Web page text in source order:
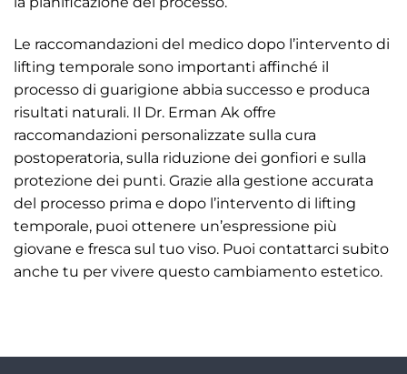
Le raccomandazioni del medico dopo l’intervento di
lifting temporale sono importanti affinché il
processo di guarigione abbia successo e produca
risultati naturali. Il Dr. Erman Ak offre
raccomandazioni personalizzate sulla cura
postoperatoria, sulla riduzione dei gonfiori e sulla
protezione dei punti. Grazie alla gestione accurata
del processo prima e dopo l’intervento di lifting
temporale, puoi ottenere un’espressione più
giovane e fresca sul tuo viso. Puoi contattarci subito
anche tu per vivere questo cambiamento estetico.